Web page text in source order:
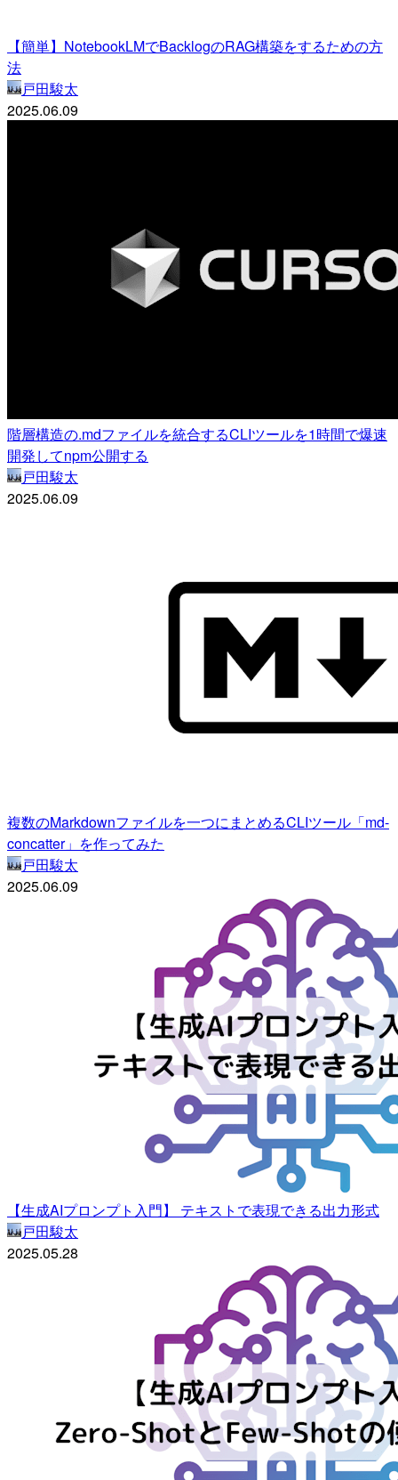
【簡単】NotebookLMでBacklogのRAG構築をするための方
法
戸田駿太
2025.06.09
階層構造の.mdファイルを統合するCLIツールを1時間で爆速
開発してnpm公開する
戸田駿太
2025.06.09
複数のMarkdownファイルを一つにまとめるCLIツール「md-
concatter」を作ってみた
戸田駿太
2025.06.09
【生成AIプロンプト入門】 テキストで表現できる出力形式
戸田駿太
2025.05.28